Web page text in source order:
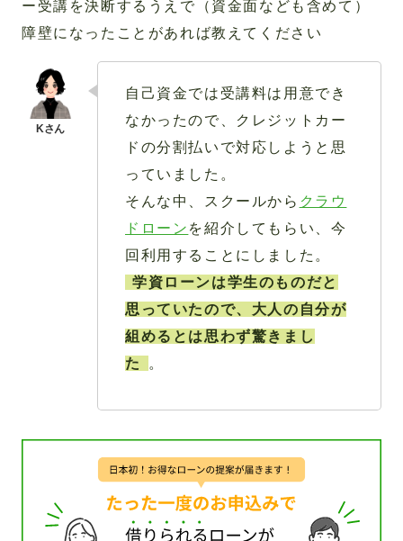
ー受講を決断するうえで（資金面なども含めて）
障壁になったことがあれば教えてください
自己資金では受講料は用意でき
なかったので、クレジットカー
ドの分割払いで対応しようと思
っていました。
そんな中、スクールから クラウ
ドローン を紹介してもらい、今
回利用することにしました。
学資ローンは学生のものだと
思っていたので、大人の自分が
組めるとは思わず驚きまし
た
。